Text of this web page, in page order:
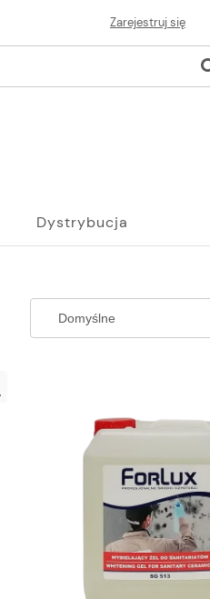
Zarejestruj się
Dystrybucja